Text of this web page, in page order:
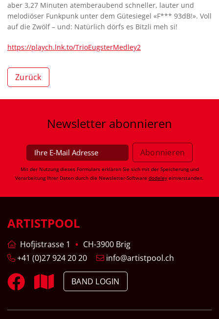
aber 3,27 Minuten atemberaubend schneller, lauter und
melodiöser Funkpunk unter dem Gütesiegel «F*** 93dB!». Voll
auf die Zwölf – und: Natürlich dörfs es Bitzli meh si!
https://playch.lnk.to/TrioEugsterMedley2
Zurück
Newsletter abonnieren
Mit der Nutzung dieses Formulars erklären Sie sich mit der Speicherung und
Verarbeitung Ihrer Daten durch die Newsletter-Software dodeley einverstanden.
ARTISTPOOL
Hofjistrasse 1
CH-3900 Brig
+41 (0)27 924 20 20
info@artistpool.ch
BAND LOGIN